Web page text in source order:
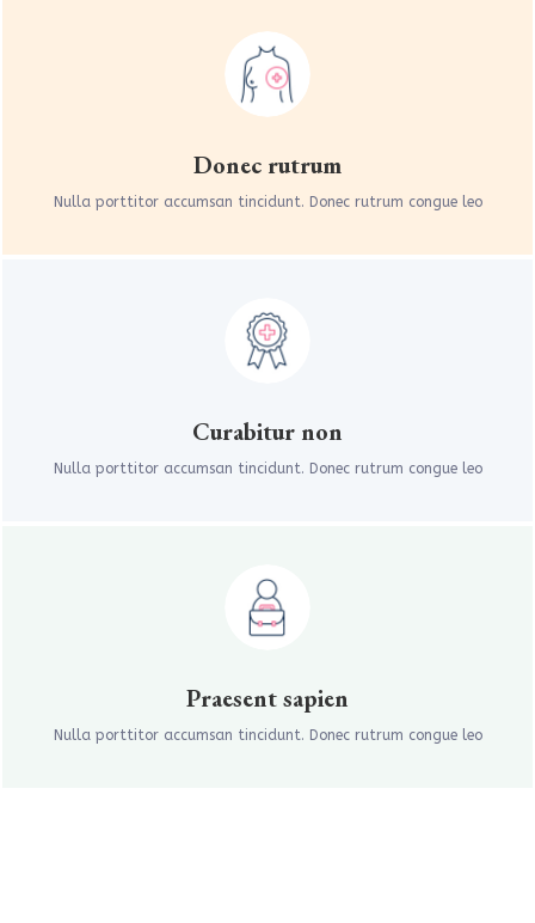
Donec rutrum
Nulla porttitor accumsan tincidunt. Donec rutrum congue leo
Curabitur non
Nulla porttitor accumsan tincidunt. Donec rutrum congue leo
Praesent sapien
Nulla porttitor accumsan tincidunt. Donec rutrum congue leo